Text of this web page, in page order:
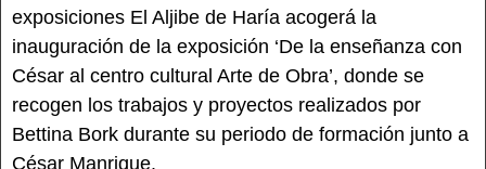
exposiciones El Aljibe de Haría acogerá la
inauguración de la exposición ‘De la enseñanza con
César al centro cultural Arte de Obra’, donde se
recogen los trabajos y proyectos realizados por
Bettina Bork durante su periodo de formación junto a
César Manrique.